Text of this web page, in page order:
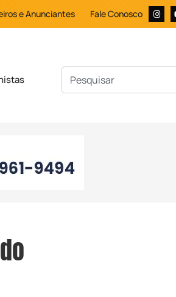
e Anunciantes Fale Conosco